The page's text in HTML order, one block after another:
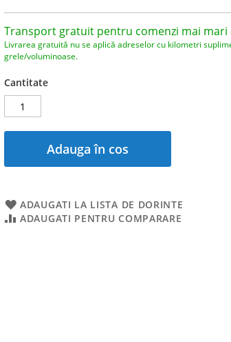
Transport gratuit pentru comenzi mai mari
Livrarea gratuită nu se aplică adreselor cu kilometri
grele/voluminoase.
Cantitate
Adauga în cos
ADAUGATI LA LISTA DE DORINTE
ADAUGATI PENTRU COMPARARE